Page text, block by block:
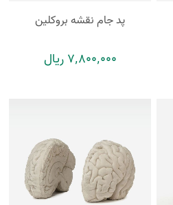
پد جام نقشه بروکلین
7٬800٬000 ریال